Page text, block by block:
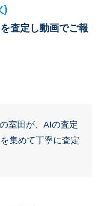
)
査定し動画でご報
室田が、AIの査定
集めて丁寧に査定